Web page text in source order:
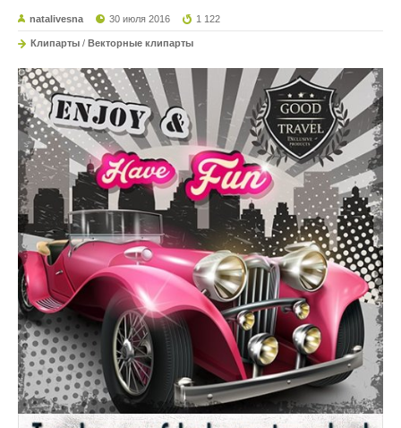
natalivesna 30 июля 2016 1 122
Клипарты / Векторные клипарты